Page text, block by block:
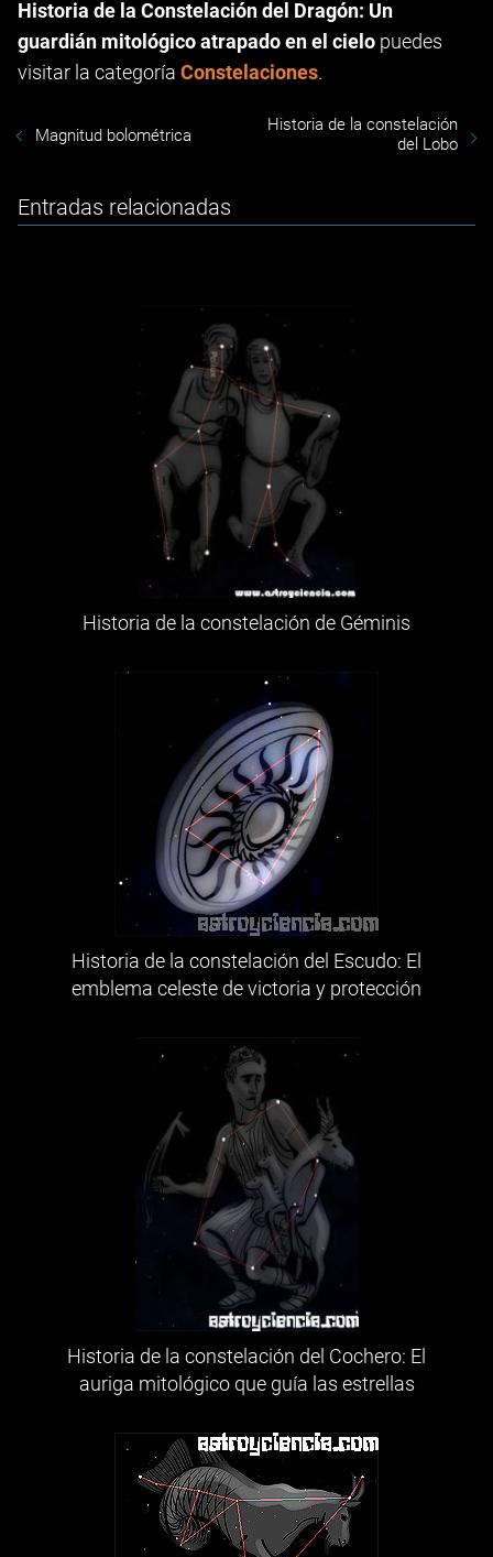
Historia de la Constelación del Dragón: Un
guardián mitológico atrapado en el cielo puedes
visitar la categoría Constelaciones.
Magnitud bolométrica
Historia de la constelación
del Lobo
Entradas relacionadas
Historia de la constelación de Géminis
Historia de la constelación del Escudo: El
emblema celeste de victoria y protección
Historia de la constelación del Cochero: El
auriga mitológico que guía las estrellas